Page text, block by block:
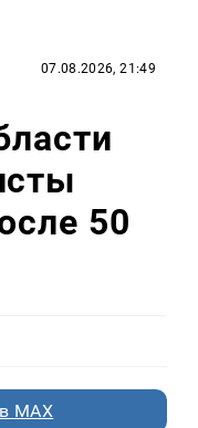
07.08.2026, 21:49
50
MAX